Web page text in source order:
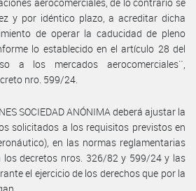
y por idéntico plazo, a acreditar dicha
de operar la caducidad de pleno
lo establecido en el artículo 28 del
a los mercados aerocomerciales¨,
nro. 599/24.
SOCIEDAD ANÓNIMA deberá ajustar la
solicitados a los requisitos previstos en
en las normas reglamentarias
los decretos nros. 326/82 y 599/24 y las
el ejercicio de los derechos que por la